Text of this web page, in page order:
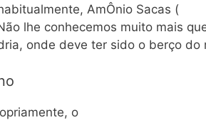
AmÔnio Sacas (
lhe conhecemos muito mais
onde deve ter sido o berço do
o